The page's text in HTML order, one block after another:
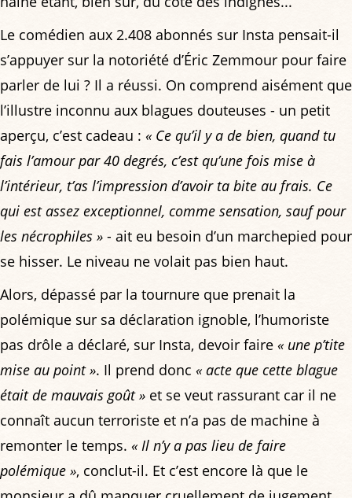
Le comédien aux 2.408 abonnés sur Insta pensait-il
s’appuyer sur la notoriété d’Éric Zemmour pour faire
parler de lui ? Il a réussi. On comprend aisément que
l’illustre inconnu aux blagues douteuses - un petit
aperçu, c’est cadeau : « Ce qu’il y a de bien, quand tu
fais l’amour par 40 degrés, c’est qu’une fois mise à
l’intérieur, t’as l’impression d’avoir ta bite au frais. Ce
qui est assez exceptionnel, comme sensation, sauf pour
les nécrophiles »­ - ait eu besoin d’un marchepied pour
se hisser. Le niveau ne volait pas bien haut.
Alors, dépassé par la tournure que prenait la
polémique sur sa déclaration ignoble, l’humoriste
pas drôle a déclaré, sur Insta, devoir faire « une p’tite
mise au point ». Il prend donc « acte que cette blague
était de mauvais goût » et se veut rassurant car il ne
connaît aucun terroriste et n’a pas de machine à
remonter le temps. « Il n’y a pas lieu de faire
polémique », conclut-il. Et c’est encore là que le